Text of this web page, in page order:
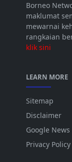
Borneo
maklumat
mewarnai
rangkaian
klik sini
LEARN MORE
Sitemap
Disclaimer
Google News
Privacy Policy